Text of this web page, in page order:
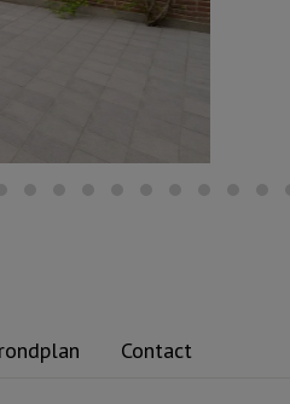
Contact